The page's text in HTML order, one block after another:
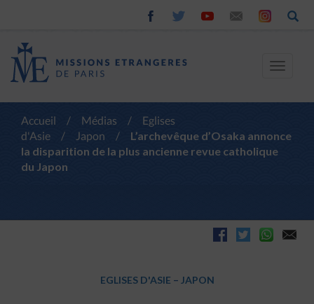
Toggle
Accueil / Médias /
Eglises
d'Asie
/ Japon /
L’archevêque d’Osaka annonce
la disparition de la plus ancienne revue catholique
du Japon
EGLISES D'ASIE – JAPON